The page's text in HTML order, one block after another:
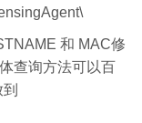
和 MAC修
查询方法可以百